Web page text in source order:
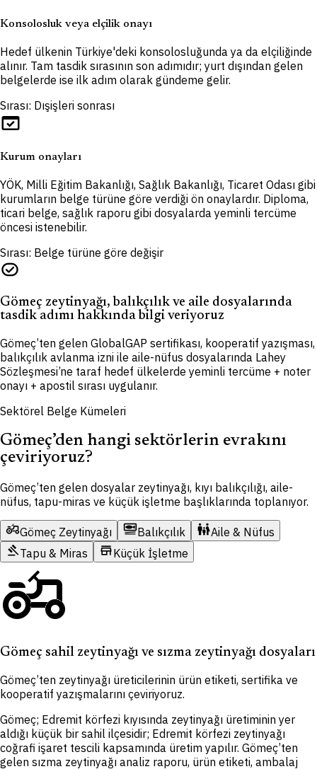
Konsolosluk veya elçilik onayı
Hedef ülkenin Türkiye'deki konsolosluğunda ya da elçiliğinde
alınır. Tam tasdik sırasının son adımıdır; yurt dışından gelen
belgelerde ise ilk adım olarak gündeme gelir.
Sırası: Dışişleri sonrası
domain_verification
Kurum onayları
YÖK, Milli Eğitim Bakanlığı, Sağlık Bakanlığı, Ticaret Odası gibi
kurumların belge türüne göre verdiği ön onaylardır. Diploma,
ticari belge, sağlık raporu gibi dosyalarda yeminli tercüme
öncesi istenebilir.
Sırası: Belge türüne göre değişir
task_alt
Gömeç zeytinyağı, balıkçılık ve aile dosyalarında
tasdik adımı hakkında bilgi veriyoruz
Gömeç’ten gelen GlobalGAP sertifikası, kooperatif yazışması,
balıkçılık avlanma izni ile aile-nüfus dosyalarında Lahey
Sözleşmesi’ne taraf hedef ülkelerde yeminli tercüme + noter
onayı + apostil sırası uygulanır.
Sektörel Belge Kümeleri
Gömeç’den hangi sektörlerin evrakını
çeviriyoruz?
Gömeç’ten gelen dosyalar zeytinyağı, kıyı balıkçılığı, aile-
nüfus, tapu-miras ve küçük işletme başlıklarında toplanıyor.
agricultureGömeç Zeytinyağı set_mealBalıkçılık family_restroomAile & Nüfus
gavelTapu & Miras storeKüçük İşletme
agriculture
Gömeç sahil zeytinyağı ve sızma zeytinyağı dosyaları
Gömeç’ten zeytinyağı üreticilerinin ürün etiketi, sertifika ve
kooperatif yazışmalarını çeviriyoruz.
Gömeç; Edremit körfezi kıyısında zeytinyağı üretiminin yer
aldığı küçük bir sahil ilçesidir; Edremit körfezi zeytinyağı
coğrafi işaret tescili kapsamında üretim yapılır. Gömeç’ten
gelen sızma zeytinyağı analiz raporu, ürün etiketi, ambalaj